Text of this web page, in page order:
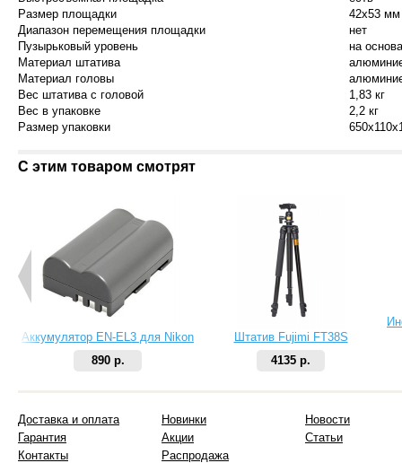
Размер площадки
42х53 мм
Диапазон перемещения площадки
нет
Пузырьковый уровень
на
Материал штатива
Материал головы
Вес штатива с головой
1,83 кг
Вес в упаковке
2,2 кг
Размер упаковки
С этим товаром смотрят
Аккумулятор EN-EL3 для Nikon
890 р.
Штатив Fujimi FT38S
4135 р.
Доставка и оплата
Гарантия
Контакты
Новинки
Акции
Распродажа
Новости
Статьи